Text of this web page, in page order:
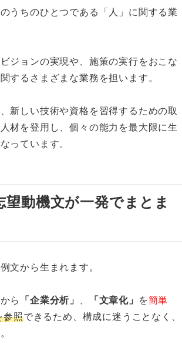
うちのひとつである「人」に関する業
ジョンの実現や、施策の実行をおこな
するさまざまな業務を担います。
新しい技術や資格を習得するための取
材を登用し、個々の能力を最大限に生
っています。
動機文が一発でまとま
文から生まれます。
から 「企業分析」 「文章化」 を簡単
参照できるため、構成に迷うことなく、